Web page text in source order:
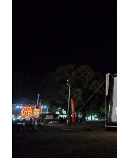
Adaugă
textul
textul
textul